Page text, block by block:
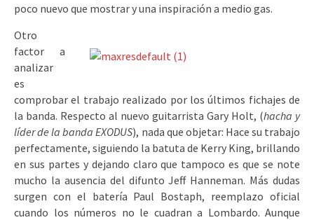
poco nuevo que mostrar y una inspiración a medio gas.
Otro
factor a
analizar
es
comprobar el trabajo realizado por los últimos fichajes de
la banda. Respecto al nuevo guitarrista Gary Holt, (hacha y
líder de la banda EXODUS), nada que objetar: Hace su trabajo
perfectamente, siguiendo la batuta de Kerry King, brillando
en sus partes y dejando claro que tampoco es que se note
mucho la ausencia del difunto Jeff Hanneman. Más dudas
surgen con el batería Paul Bostaph, reemplazo oficial
cuando los números no le cuadran a Lombardo. Aunque